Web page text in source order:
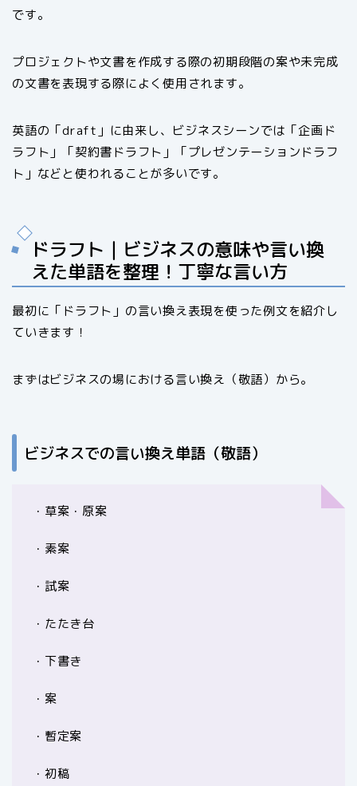
です。
プロジェクトや文書を作成する際の初期段階の案や未完成
の文書を表現する際によく使用されます。
英語の「draft」に由来し、ビジネスシーンでは「企画ド
ラフト」「契約書ドラフト」「プレゼンテーションドラフ
ト」などと使われることが多いです。
ドラフト｜ビジネスの意味や言い換
えた単語を整理！丁寧な言い方
最初に「ドラフト」の言い換え表現を使った例文を紹介し
ていきます！
まずはビジネスの場における言い換え（敬語）から。
ビジネスでの言い換え単語（敬語）
・草案・原案
・素案
・試案
・たたき台
・下書き
・案
・暫定案
・初稿